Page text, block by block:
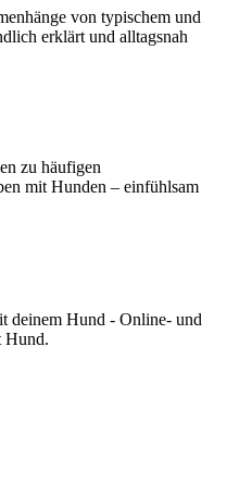
von typischem und
erklärt und alltagsnah
zu häufigen
mit Hunden – einfühlsam
deinem Hund - Online- und
Hund.